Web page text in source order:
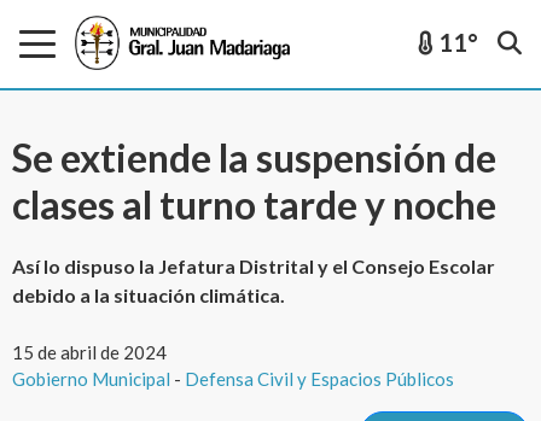
11°
Se extiende la suspensión de
clases al turno tarde y noche
Así lo dispuso la Jefatura Distrital y el Consejo Escolar
debido a la situación climática.
15 de abril de 2024
Gobierno Municipal - Defensa Civil y Espacios Públicos